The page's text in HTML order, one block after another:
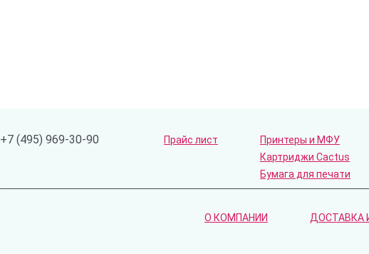
+7 (495) 969-30-90 Прайс лист Принтеры и МФУ
Картриджи Cactus
Бумага для печати
О КОМПАНИИ ДОСТАВКА